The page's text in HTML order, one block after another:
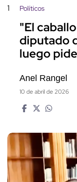
1 Políticos
"El
diputado
luego
Anel Rangel
10 de abril de 2026